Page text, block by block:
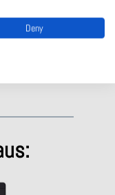
liittimiin
turvarajoja
Deny